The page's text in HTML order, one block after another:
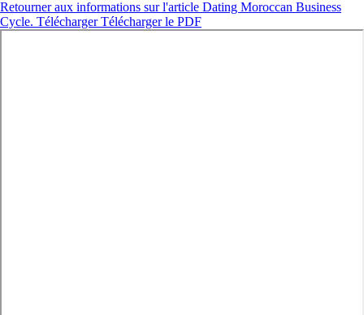
Retourner aux informations sur l'article Dating Moroccan Business
Cycle. TéléchargerTélécharger le PDF